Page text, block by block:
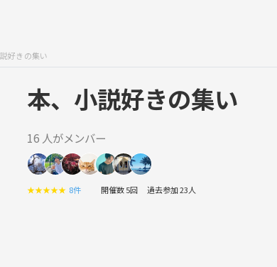
好きの集い
本、小説好きの集い
16 人がメンバー
★★★★★ 8件 開催数 5回 過去参加 23人